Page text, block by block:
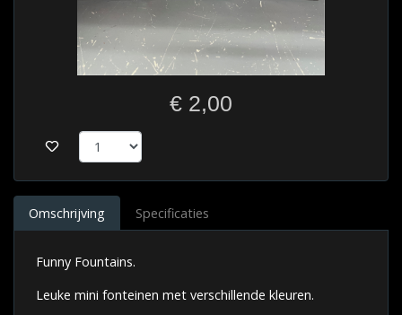
€ 2,00
Omschrijving Specificaties
Funny Fountains.
Leuke mini fonteinen met verschillende kleuren.